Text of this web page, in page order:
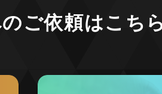
ご依頼はこち